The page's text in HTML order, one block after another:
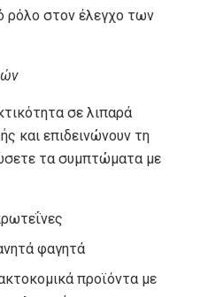
ρόλο στον έλεγχο των
σε λιπαρά
και επιδεινώνουν τη
τα συμπτώματα με
φαγητά
προϊόντα με